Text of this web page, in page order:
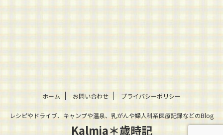
ホーム お問い合わせ プライバシーポリシー
レシピやドライブ、キャンプや温泉、乳がんや婦人科系医療記録などのBlog
Kalmia＊歳時記